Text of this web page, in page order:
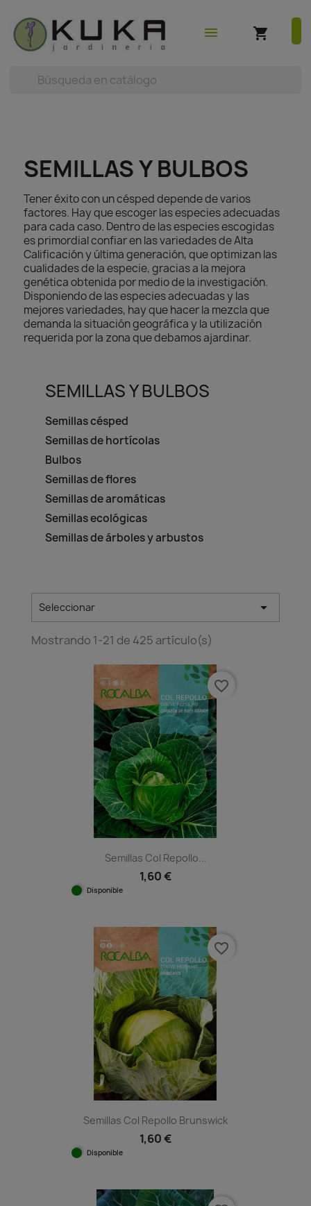
 (0)

menu
shopping_cart
SEMILLAS Y BULBOS
Tener éxito con un césped depende de varios
factores. Hay que escoger las especies adecuadas
para cada caso. Dentro de las especies escogidas
es primordial confiar en las variedades de Alta
Calificación y última generación, que optimizan las
cualidades de la especie, gracias a la mejora
genética obtenida por medio de la investigación.
Disponiendo de las especies adecuadas y las
mejores variedades, hay que hacer la mezcla que
demanda la situación geográfica y la utilización
requerida por la zona que debamos ajardinar.
SEMILLAS Y BULBOS
Semillas césped
Semillas de hortícolas
Bulbos
Semillas de flores
Semillas de aromáticas
Semillas ecológicas
Semillas de árboles y arbustos
Seleccionar 
Mostrando 1-21 de 425 artículo(s)
Semillas Col Repollo...
1,60 €
Disponible
favorite_border
Semillas Col Repollo Brunswick
1,60 €
Disponible
favorite_border